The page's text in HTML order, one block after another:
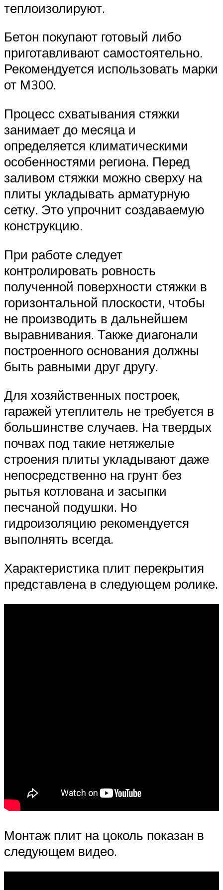
теплоизолируют.
Бетон покупают готовый либо
приготавливают самостоятельно.
Рекомендуется использовать марки
от М300.
Процесс схватывания стяжки
занимает до месяца и
определяется климатическими
особенностями региона. Перед
заливом стяжки можно сверху на
плиты укладывать арматурную
сетку. Это упрочнит создаваемую
конструкцию.
При работе следует
контролировать ровность
полученной поверхности стяжки в
горизонтальной плоскости, чтобы
не производить в дальнейшем
выравнивания. Также диагонали
построенного основания должны
быть равными друг другу.
Для хозяйственных построек,
гаражей утеплитель не требуется в
большинстве случаев. На твердых
почвах под такие нетяжелые
строения плиты укладывают даже
непосредственно на грунт без
рытья котлована и засыпки
песчаной подушки. Но
гидроизоляцию рекомендуется
выполнять всегда.
Характеристика плит перекрытия
представлена в следующем ролике.
Монтаж плит на цоколь показан в
следующем видео.